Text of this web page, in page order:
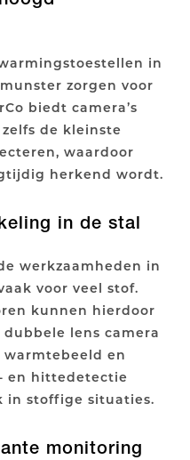
in
zorgen voor
biedt camera’s
de kleinste
waardoor
herkend wordt.
in de stal
werkzaamheden in
voor veel stof.
kunnen hierdoor
lens camera
warmtebeeld en
en hittedetectie
in stoffige situaties.
monitoring